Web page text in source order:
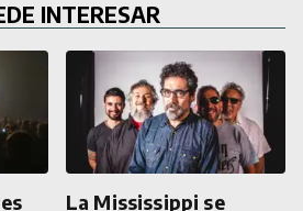
INTERESAR
La Mississippi se